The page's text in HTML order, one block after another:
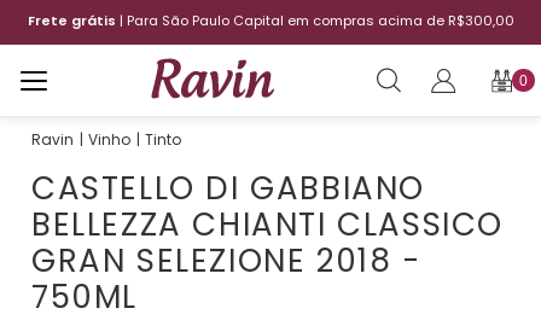
Frete grátis | Para São Paulo Capital em compras acima de R$300,00
0
Vinho Tinto
CASTELLO DI GABBIANO
BELLEZZA CHIANTI CLASSICO
GRAN SELEZIONE 2018 -
750ML